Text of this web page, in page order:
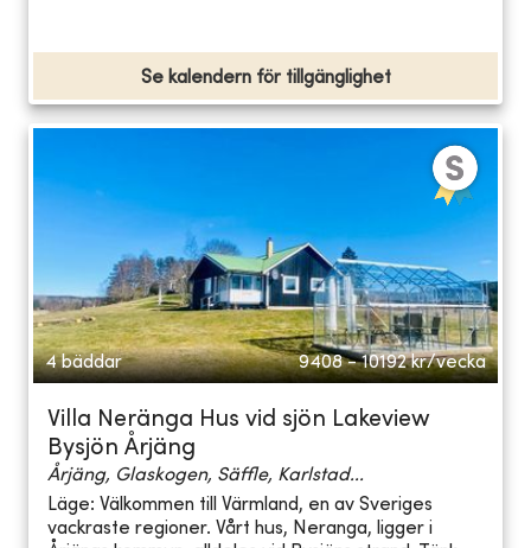
Se kalendern för tillgänglighet
4 bäddar 9408 - 10192 kr/vecka
Villa Neränga Hus vid sjön Lakeview
Bysjön Årjäng
Årjäng, Glaskogen, Säffle, Karlstad...
Läge: Välkommen till Värmland, en av Sveriges
vackraste regioner. Vårt hus, Neranga, ligger i